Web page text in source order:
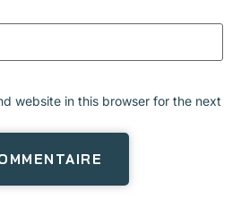
website in this browser for the next